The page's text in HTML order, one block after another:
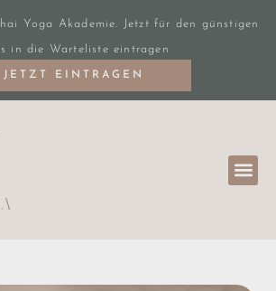
Yoga Akademie. Jetzt für den günstigen
in die Warteliste eintragen
JETZT EINTRAGEN